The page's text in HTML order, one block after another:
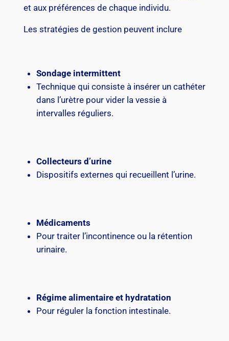
et aux préférences de chaque individu.
Les stratégies de gestion peuvent inclure
Sondage intermittent
Technique qui consiste à insérer un cathéter
dans l’urètre pour vider la vessie à
intervalles réguliers.
Collecteurs d’urine
Dispositifs externes qui recueillent l’urine.
Médicaments
Pour traiter l’incontinence ou la rétention
urinaire.
Régime alimentaire et hydratation
Pour réguler la fonction intestinale.